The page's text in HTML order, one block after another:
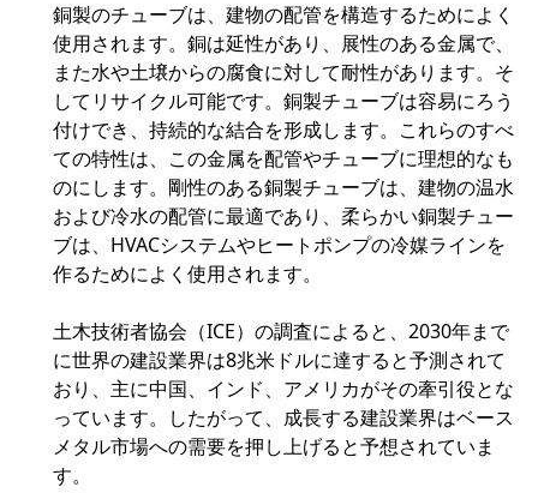
銅製のチューブは、建物の配管を構造するためによく
使用されます。銅は延性があり、展性のある金属で、
また水や土壌からの腐食に対して耐性があります。そ
してリサイクル可能です。銅製チューブは容易にろう
付けでき、持続的な結合を形成します。これらのすべ
ての特性は、この金属を配管やチューブに理想的なも
のにします。剛性のある銅製チューブは、建物の温水
および冷水の配管に最適であり、柔らかい銅製チュー
ブは、HVACシステムやヒートポンプの冷媒ラインを
作るためによく使用されます。
土木技術者協会（ICE）の調査によると、2030年まで
に世界の建設業界は8兆米ドルに達すると予測されて
おり、主に中国、インド、アメリカがその牽引役とな
っています。したがって、成長する建設業界はベース
メタル市場への需要を押し上げると予想されていま
す。